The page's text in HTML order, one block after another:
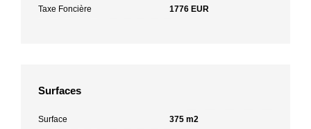
Taxe Foncière 1776 EUR
Surfaces
Surface 375 m2